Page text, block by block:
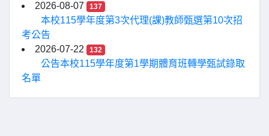
2026-08-07
137
本校115學年度第3次代理(課)教師甄選第10次招
考公告
2026-07-22
132
公告本校115學年度第1學期體育班轉學甄試錄取
名單